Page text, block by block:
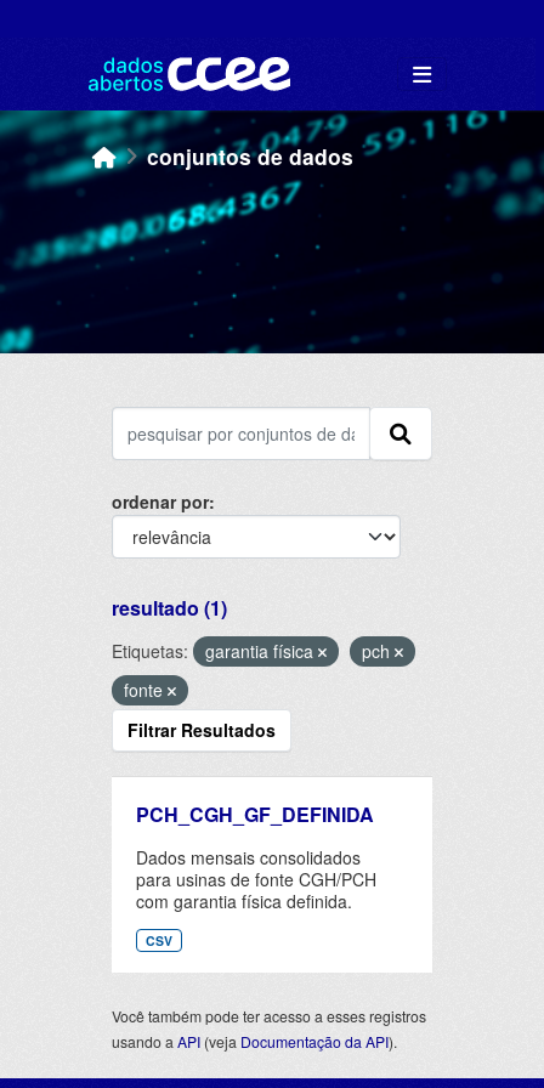
conjuntos de dados
ordenar por
resultado (1)
Etiquetas: garantia física
pch
fonte
Filtrar Resultados
PCH_CGH_GF_DEFINIDA
Dados mensais consolidados
para usinas de fonte CGH/PCH
com garantia física definida.
CSV
Você também pode ter acesso a esses registros
usando a API (veja Documentação da API).